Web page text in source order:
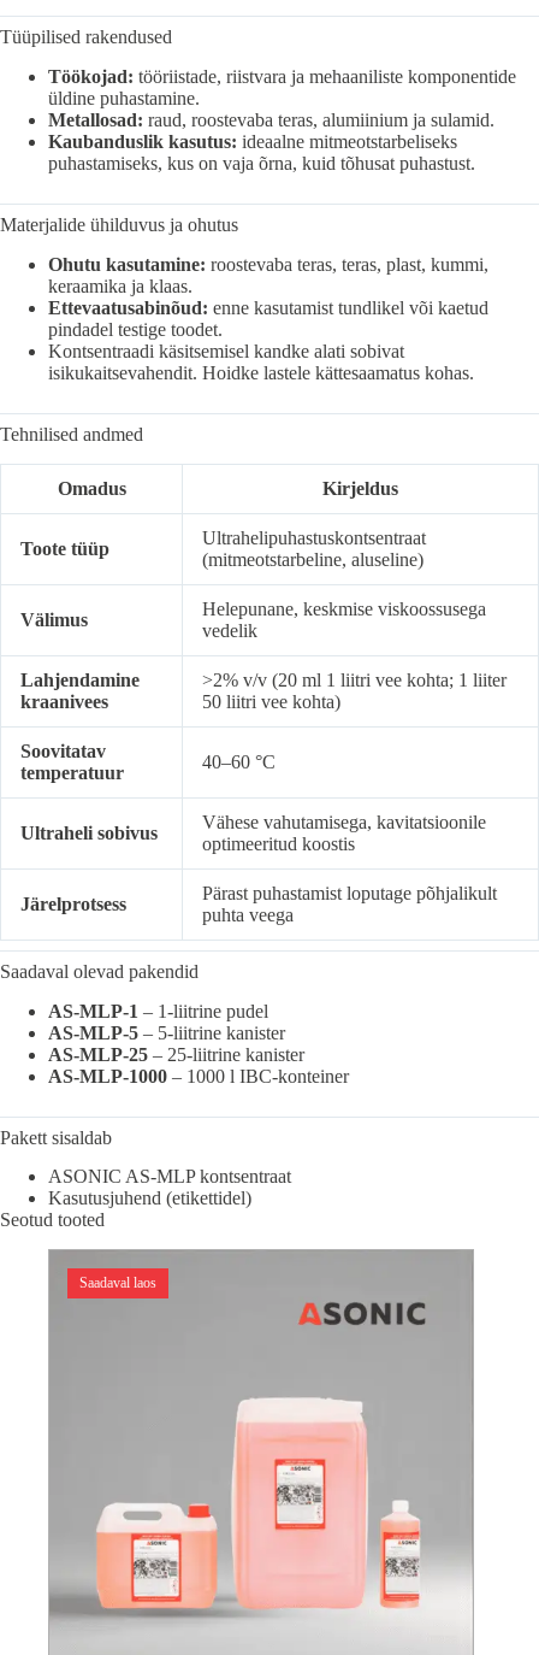
Tüüpilised rakendused
Töökojad: tööriistade, riistvara ja mehaaniliste komponentide
üldine puhastamine.
Metallosad: raud, roostevaba teras, alumiinium ja sulamid.
Kaubanduslik kasutus: ideaalne mitmeotstarbeliseks
puhastamiseks, kus on vaja õrna, kuid tõhusat puhastust.
Materjalide ühilduvus ja ohutus
Ohutu kasutamine: roostevaba teras, teras, plast, kummi,
keraamika ja klaas.
Ettevaatusabinõud: enne kasutamist tundlikel või kaetud
pindadel testige toodet.
Kontsentraadi käsitsemisel kandke alati sobivat
isikukaitsevahendit. Hoidke lastele kättesaamatus kohas.
Tehnilised andmed
Omadus Kirjeldus
Toote tüüp
Ultrahelipuhastuskontsentraat
(mitmeotstarbeline, aluseline)
Välimus
Helepunane, keskmise viskoossusega
vedelik
Lahjendamine
kraanivees
>2% v/v (20 ml 1 liitri vee kohta; 1 liiter
50 liitri vee kohta)
Soovitatav
temperatuur
40–60 °C
Ultraheli sobivus
Vähese vahutamisega, kavitatsioonile
optimeeritud koostis
Järelprotsess
Pärast puhastamist loputage põhjalikult
puhta veega
Saadaval olevad pakendid
AS-MLP-1 – 1-liitrine pudel
AS-MLP-5 – 5-liitrine kanister
AS-MLP-25 – 25-liitrine kanister
AS-MLP-1000 – 1000 l IBC-konteiner
Pakett sisaldab
ASONIC AS-MLP kontsentraat
Kasutusjuhend (etikettidel)
Seotud tooted
Saadaval laos